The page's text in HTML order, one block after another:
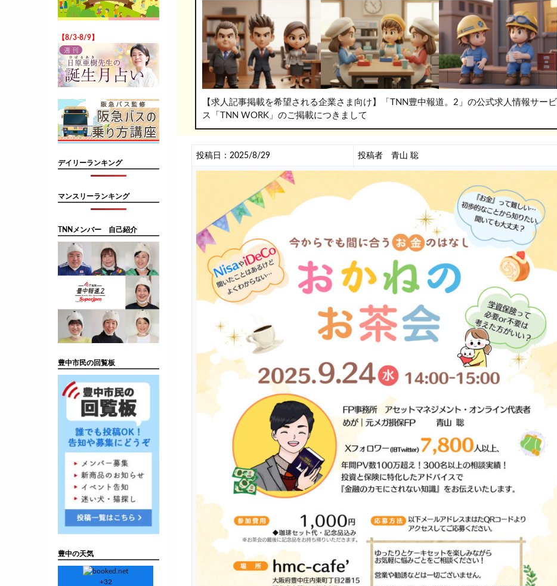
【求人記事掲載を希望される企業さま向け】「TNN豊中報道。2」の公式求人情報サービ
ス「TNN WORK」のご掲載につきまして
投稿日：2025/8/29 投稿者 青山 聡
【8/3-8/9】
デイリーランキング
マンスリーランキング
TNNメンバー 自己紹介
豊中市民の回覧板
豊中の天気
+32